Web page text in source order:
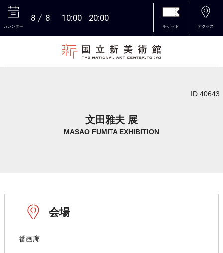
カレンダー
8 8 10:00 20:00
チケット アクセス
ID:40643
文田雅夫 展
MASAO FUMITA EXHIBITION
会場
番画廊